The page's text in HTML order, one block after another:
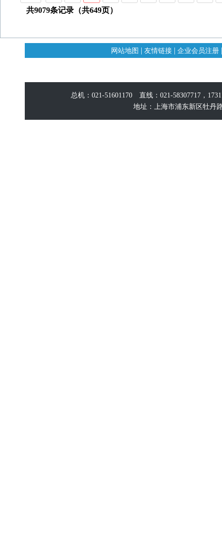
共9079条记录（共649页）
网站地图 | 友情链接 | 企业会员注册
总机：021-51601170 直线：021-58307717，
地址：上海市浦东新区牡丹